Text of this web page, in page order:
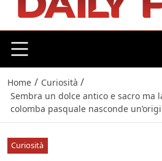
Home / Curiosità /
Sembra un dolce antico e sacro ma
colomba pasquale nasconde
Curiosità